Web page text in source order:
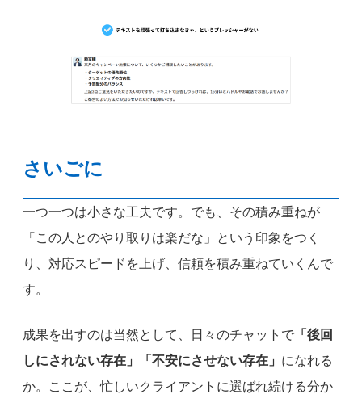
さいごに
一つ一つは小さな工夫です。でも、その積み重ねが
「この人とのやり取りは楽だな」という印象をつく
り、対応スピードを上げ、信頼を積み重ねていくんで
す。
成果を出すのは当然として、日々のチャットで 「後回
しにされない存在」「不安にさせない存在」 になれる
か。ここが、忙しいクライアントに選ばれ続ける分か